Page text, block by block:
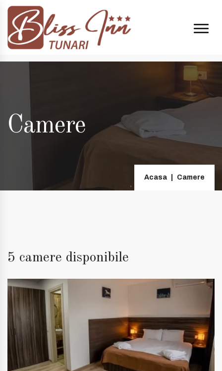
și 20:00 +40 74998 8808| e-mail:
Camere
Acasa Camere
5 camere disponibile